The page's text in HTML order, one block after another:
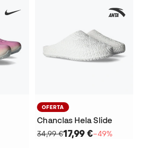
OFERTA
Chanclas Hela Slide
34,99 €17,99 €−49%